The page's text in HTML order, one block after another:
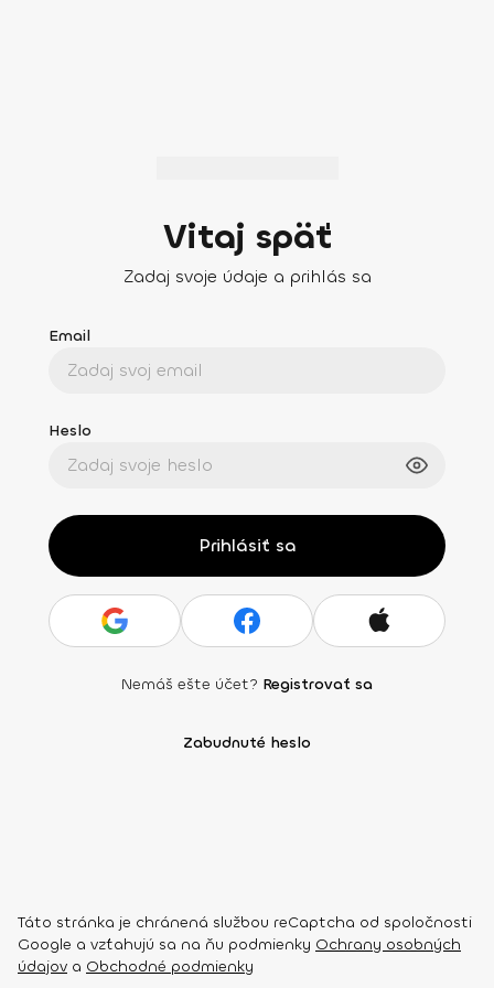
Vitaj späť
Zadaj svoje údaje a prihlás sa
Email
Heslo
Prihlásiť sa
Nemáš ešte účet? Registrovať sa
Zabudnuté heslo
Táto stránka je chránená službou reCaptcha od spoločnosti
Google a vzťahujú sa na ňu podmienky Ochrany osobných
údajov a Obchodné podmienky